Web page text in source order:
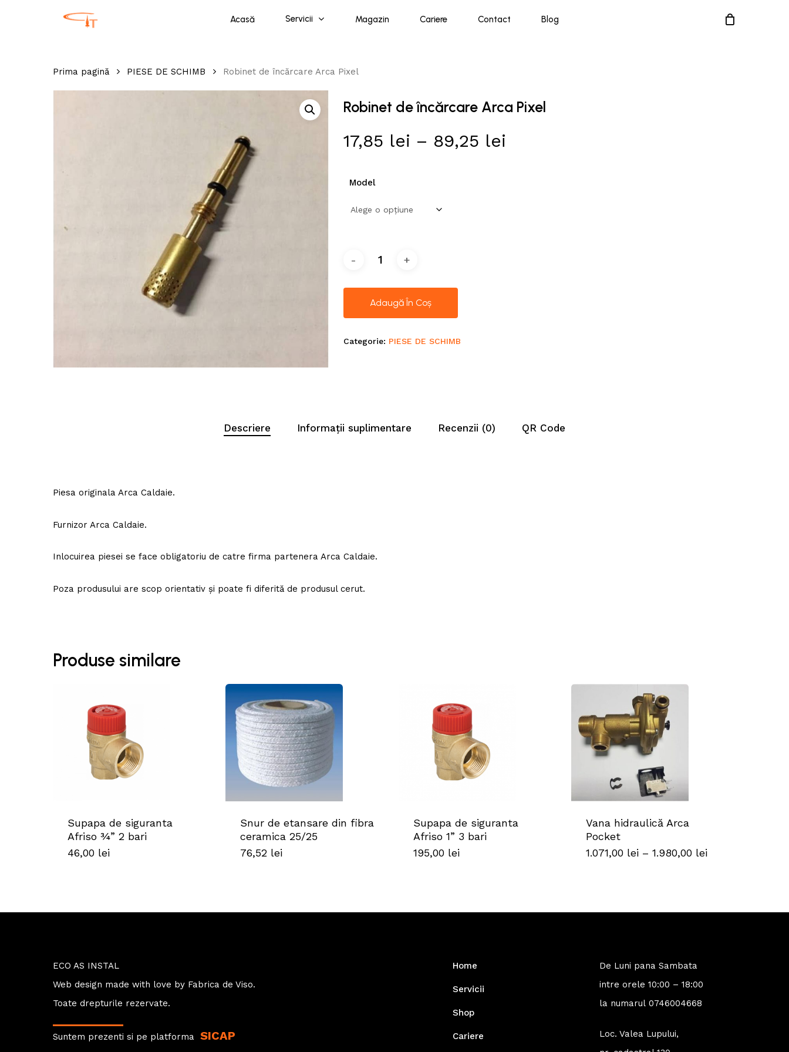
Acasă Servicii Magazin Cariere Contact Blog
Prima pagină PIESE DE SCHIMB Robinet de încărcare Arca Pixel
Robinet de încărcare Arca Pixel
17,85 lei – 89,25 lei
Model
Adaugă În Coș
Categorie: PIESE DE SCHIMB
Descriere Informații suplimentare Recenzii (0) QR Code
Piesa originala Arca Caldaie.
Furnizor Arca Caldaie.
Inlocuirea piesei se face obligatoriu de catre firma partenera Arca Caldaie.
Poza produsului are scop orientativ și poate fi diferită de produsul cerut.
Produse similare
Supapa de siguranta
Afriso ¾” 2 bari
46,00 lei
Snur de etansare din fibra
ceramica 25/25
76,52 lei
Supapa de siguranta
Afriso 1” 3 bari
195,00 lei
Vana hidraulică Arca
Pocket
1.071,00 lei – 1.980,00 leiInterval
ECO AS INSTAL
Web design made with love by Fabrica de Viso.
Toate drepturile rezervate.
Suntem prezenti si pe platforma SICAP
Home
Servicii
Shop
Cariere
De Luni pana Sambata
intre orele 10:00 – 18:00
la numarul0746004668
Loc. Valea Lupului,